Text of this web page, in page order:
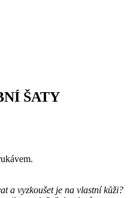
ŠATY
a vyzkoušet je na vlastní kůži?